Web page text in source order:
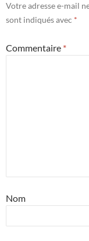
Votre adresse e-mail
sont indiqués avec *
Commentaire *
Nom